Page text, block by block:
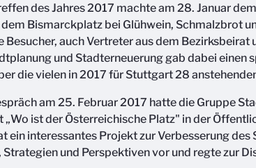
des Jahres 2017 machte am 28. Januar
Bismarckplatz bei Glühwein, Schmalzbrot
Besucher, auch Vertreter aus dem
und Stadterneuerung gab dabei einen
die vielen in 2017 für Stuttgart 28
am 25. Februar 2017 hatte die Gruppe
„Wo ist der Österreichische Platz" in der
ein interessantes Projekt zur Verbesserung
und Perspektiven vor und regte zur